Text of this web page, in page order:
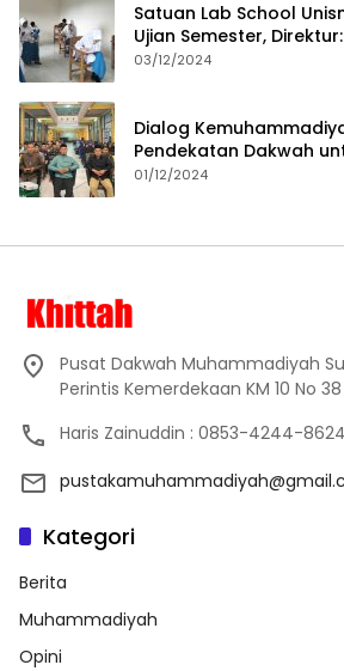
Satuan Lab School
Ujian Semester,
Proses Pembelajaran
03/12/2024
Dialog
Pendekatan Dakwah
01/12/2024
Pusat Dakwah Muhammadiyah
Perintis Kemerdekaan KM 10 No
Haris Zainuddin : 0853-4244-8624
Kategori
Berita
Muhammadiyah
Opini